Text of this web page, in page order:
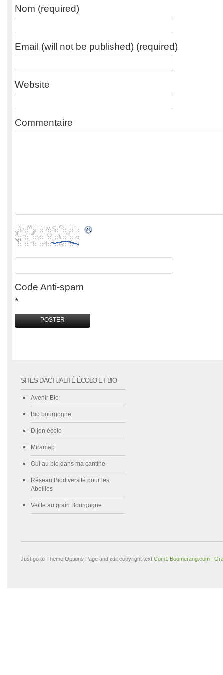
Nom (required)
Email (will not be published) (required)
Website
Commentaire
Code Anti-spam
*
SITES D'ACTUALITÉ ÉCOLO ET BIO
Avenir Bio
Bio bourgogne
Dijon écolo
Miramap
Oui au bio dans ma cantine
Réseau Biodiversité pour les
Abeilles
Veille au grain Bourgogne
Just go to Theme Options Page and edit copyright text Com1 Boomerang.com |